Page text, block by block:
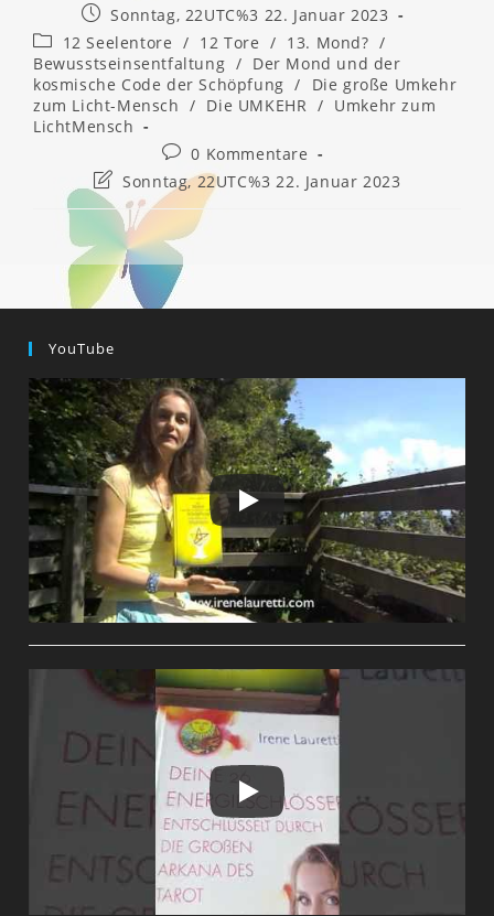
Beitrag
veröffentlicht:
Sonntag, 22UTC%3 22. Januar 2023
Beitrags-
Kategorie:
12 Seelentore / 12 Tore / 13. Mond? /
Bewusstseinsentfaltung / Der Mond und der
kosmische Code der Schöpfung /
Die große Umkehr
zum Licht-Mensch / Die UMKEHR / Umkehr zum
LichtMensch
Beitrags-
Kommentare:
0 Kommentare
Beitrag
zuletzt
geändert
am:
Sonntag, 22UTC%3 22. Januar 2023
YouTube